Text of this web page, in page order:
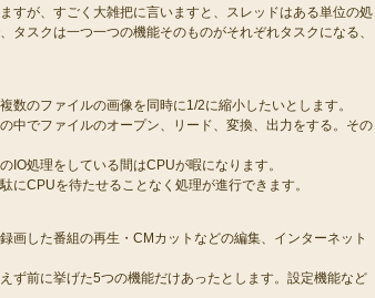
すが、すごく大雑把に言いますと、スレッドはある単位の処
タスクは一つ一つの機能そのものがそれぞれタスクになる、
数のファイルの画像を同時に1/2に縮小したいとします。
中でファイルのオープン、リード、変換、出力をする。その
IO処理をしている間はCPUが暇になります。
にCPUを待たせることなく処理が進行できます。
画した番組の再生・CMカットなどの編集、インターネット
ず前に挙げた5つの機能だけあったとします。設定機能など